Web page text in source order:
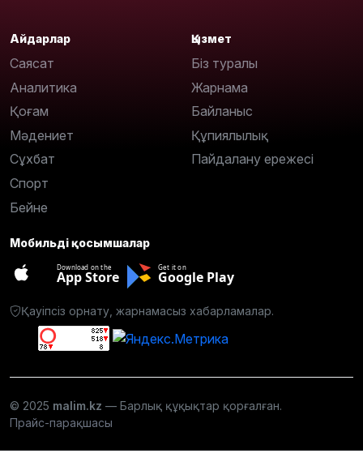
Айдарлар
Саясат
Аналитика
Қоғам
Мәдениет
Сұхбат
Спорт
Бейне
Қызмет
Біз туралы
Жарнама
Байланыс
Құпиялылық
Пайдалану ережесі
Мобильді қосымшалар
Download on the
App Store
Get it on
Google Play
Қауіпсіз орнату, жарнамасыз хабарламалар.
© 2025 malim.kz — Барлық құқықтар қорғалған.
Прайс-парақшасы